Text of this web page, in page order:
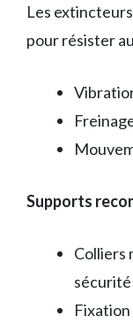
Les
pour résister
Supports
Colliers
sécurité